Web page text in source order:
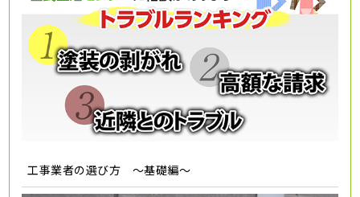
工事業者の選び方 ～基礎編～